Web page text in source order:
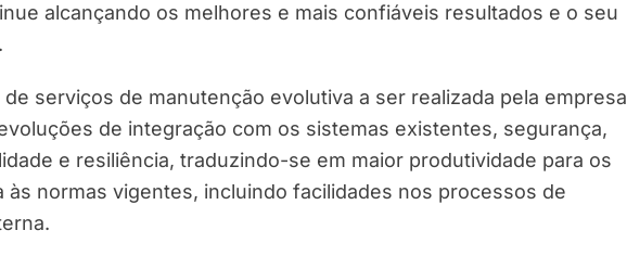
alcançando os melhores e mais confiáveis resultados e o seu
serviços de manutenção evolutiva a ser realizada pela empresa
de integração com os sistemas existentes, segurança,
e resiliência, traduzindo-se em maior produtividade para os
às normas vigentes, incluindo facilidades nos processos de